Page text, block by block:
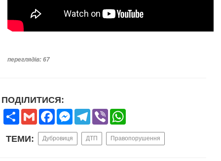
переглядів: 67
ПОДІЛИТИСЯ:
Share Gmail FacebookMessengerTelegram
Viber
ТЕМИ: Дубровиця ДТП Правопорушення